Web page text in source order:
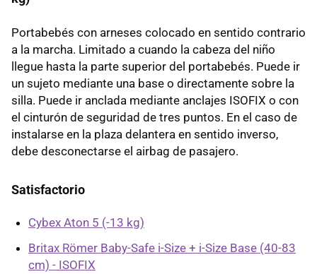
Portabebés con arneses colocado en sentido contrario
a la marcha. Limitado a cuando la cabeza del niño
llegue hasta la parte superior del portabebés. Puede ir
un sujeto mediante una base o directamente sobre la
silla. Puede ir anclada mediante anclajes ISOFIX o con
el cinturón de seguridad de tres puntos. En el caso de
instalarse en la plaza delantera en sentido inverso,
debe desconectarse el airbag de pasajero.
Satisfactorio
Cybex Aton 5 (-13 kg)
Britax Römer Baby-Safe i-Size + i-Size Base (40-83
cm) - ISOFIX